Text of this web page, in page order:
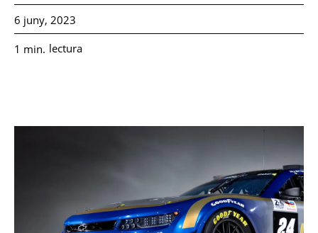
6 juny, 2023
1 min. lectura